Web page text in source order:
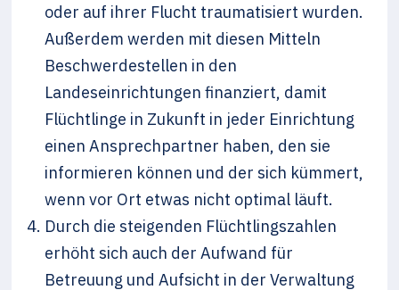
oder auf ihrer Flucht traumatisiert wurden.
Außerdem werden mit diesen Mitteln
Beschwerdestellen in den
Landeseinrichtungen finanziert, damit
Flüchtlinge in Zukunft in jeder Einrichtung
einen Ansprechpartner haben, den sie
informieren können und der sich kümmert,
wenn vor Ort etwas nicht optimal läuft.
Durch die steigenden Flüchtlingszahlen
erhöht sich auch der Aufwand für
Betreuung und Aufsicht in der Verwaltung